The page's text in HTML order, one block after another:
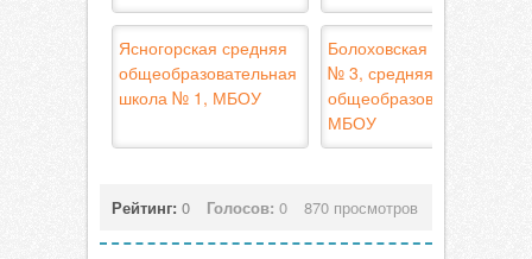
Ясногорская средняя
общеобразовательная
школа № 1, МБОУ
Болоховская школа
№ 3, средняя
общеобразовательная,
МБОУ
Рейтинг: 0 Голосов: 0 870 просмотров